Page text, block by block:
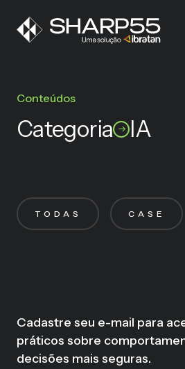
Conteúdos
Categoria IA
TODAS CASE
Cadastre seu e-mail para
práticos sobre
decisões mais seguras.